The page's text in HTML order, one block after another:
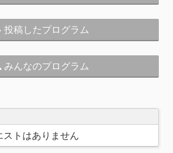
投稿したプログラム
みんなのプログラム
トはありません